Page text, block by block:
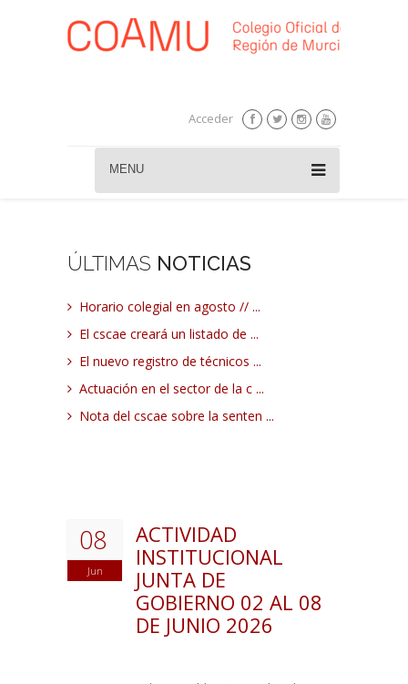
Acceder
MENU
ÚLTIMAS NOTICIAS
Horario colegial en agosto // ...
El cscae creará un listado de ...
El nuevo registro de técnicos ...
Actuación en el sector de la c ...
Nota del cscae sobre la senten ...
08
Jun
ACTIVIDAD
INSTITUCIONAL
JUNTA DE
GOBIERNO 02 AL 08
DE JUNIO 2026